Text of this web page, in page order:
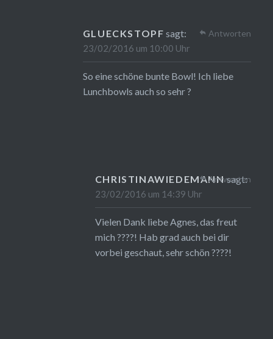
GLUECKSTOPF sagt:
23/02/2016 um 10:00 Uhr
So eine schöne bunte Bowl! Ich liebe
Lunchbowls auch so sehr ?
Antworten
CHRISTINAWIEDEMANNsagt:
23/02/2016 um 14:39 Uhr
Vielen Dank liebe Agnes, das freut
mich ????! Hab grad auch bei dir
vorbei geschaut, sehr schön ????!
Antworten